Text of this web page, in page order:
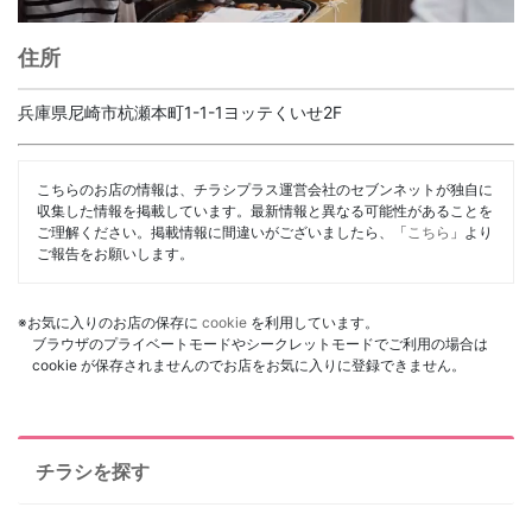
住所
兵庫県尼崎市杭瀬本町1-1-1ヨッテくいせ2F
こちらのお店の情報は、チラシプラス運営会社のセブンネットが独自に
収集した情報を掲載しています。最新情報と異なる可能性があることを
ご理解ください。掲載情報に間違いがございましたら、「 こちら 」より
ご報告をお願いします。
※お気に入りのお店の保存に cookie を利用しています。
ブラウザのプライベートモードやシークレットモードでご利用の場合は
cookie が保存されませんのでお店をお気に入りに登録できません。
チラシを探す